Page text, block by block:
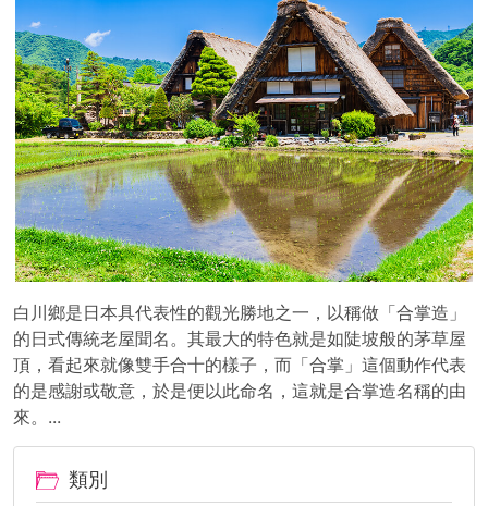
白川鄉是日本具代表性的觀光勝地之一，以稱做「合掌造」
的日式傳統老屋聞名。其最大的特色就是如陡坡般的茅草屋
頂，看起來就像雙手合十的樣子，而「合掌」這個動作代表
的是感謝或敬意，於是便以此命名，這就是合掌造名稱的由
來。...
類別